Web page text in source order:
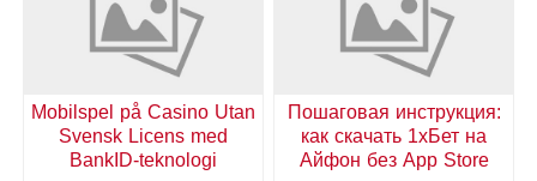
Пошаговая инструкция:
как скачать 1хБет на
Айфон без App Store
Mobilspel på Casino Utan
Svensk Licens med
BankID-teknologi